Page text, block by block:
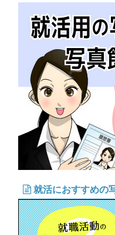
就活におすすめの